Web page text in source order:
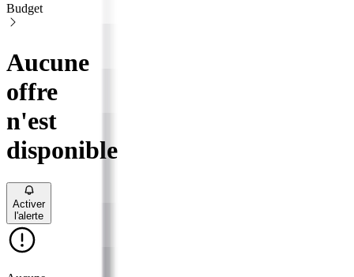
Budget
Aucune
offre
n'est
disponible
Activer
l'alerte